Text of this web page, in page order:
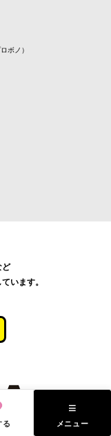
ボノ）
ど
います。
る
≡
メニュー